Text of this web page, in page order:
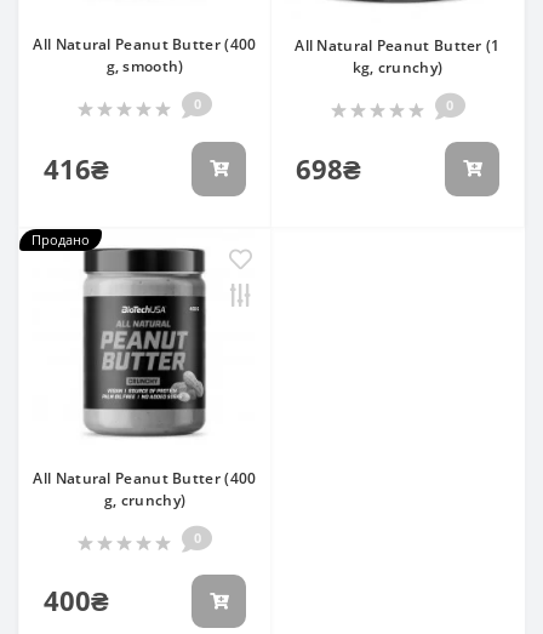
All Natural Peanut Butter (400
g, smooth)
0
416₴
All Natural Peanut Butter (1
kg, crunchy)
0
698₴
Продано
All Natural Peanut Butter (400
g, crunchy)
0
400₴